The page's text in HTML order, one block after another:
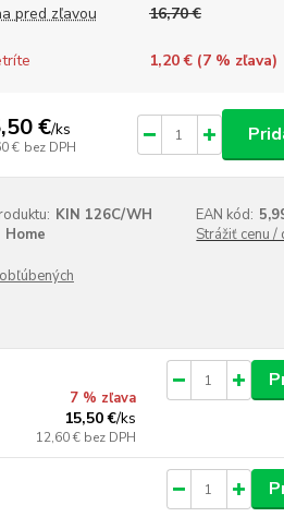
pred zľavou
16,70 €
1,20 € (7% zľava)
€/ks
€ bez DPH
KIN 126C/WH EAN kód:
Home Strážiť cenu
7 % zľava
15,50 €/ks
12,60 € bez DPH